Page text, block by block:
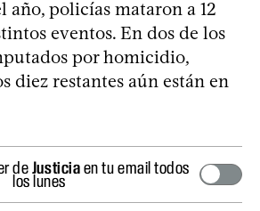
año, policías mataron a 12
eventos. En dos de los
por homicidio,
diez restantes aún están en
deJusticiaen tu email todos
los lunes